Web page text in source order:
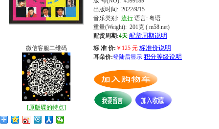
出版时间: 2022/9/15
音乐类别: 流行 语言: 粤语
重量(Weight): 201克 ( m58.net)
配货周期:4天 配货周期说明
标 准 价: ￥ 125 元 标准价说明
耳朵价:登陆后显示 积分等级说明
微信客服二维码
[原版碟的特点]